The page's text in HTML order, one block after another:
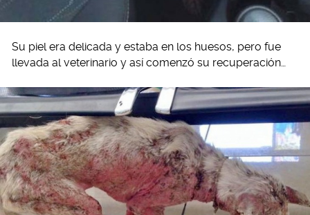
Su piel era delicada y estaba en los huesos, pero fue
llevada al veterinario y así comenzó su recuperación…